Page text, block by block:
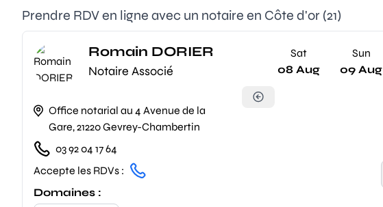
Prendre RDV en ligne avec un notaire en Côte d'or (21)
Romain DORIER
Notaire Associé
Office notarial au 4 Avenue de la
Gare, 21220 Gevrey-Chambertin
03 92 04 17 64
Accepte les RDVs :
Domaines :
Sat
08 Aug
Sun
09 Aug